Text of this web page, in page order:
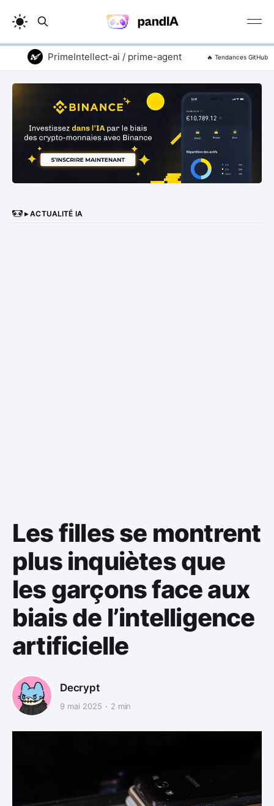
PrimeIntellect-ai / prime-agent vitali87 /
🔥 Tendances GitHub
▸ ACTUALITÉ IA
Les filles se montrent
plus inquiètes que
les garçons face aux
biais de l’intelligence
artificielle
Decrypt
9 mai 2025 2 min